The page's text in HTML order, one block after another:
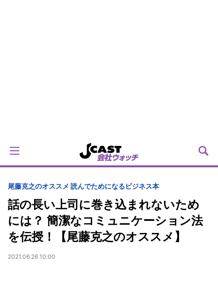
尾藤克之のオススメ 読んでためになるビジネス本
話の長い上司に巻き込まれないため
には？ 簡潔なコミュニケーション法
を伝授！【尾藤克之のオススメ】
2021.06.26 10:00